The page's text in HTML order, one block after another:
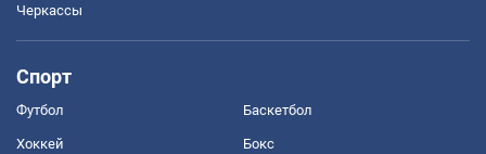
Черкассы
Спорт
Футбол Баскетбол
Хоккей Бокс